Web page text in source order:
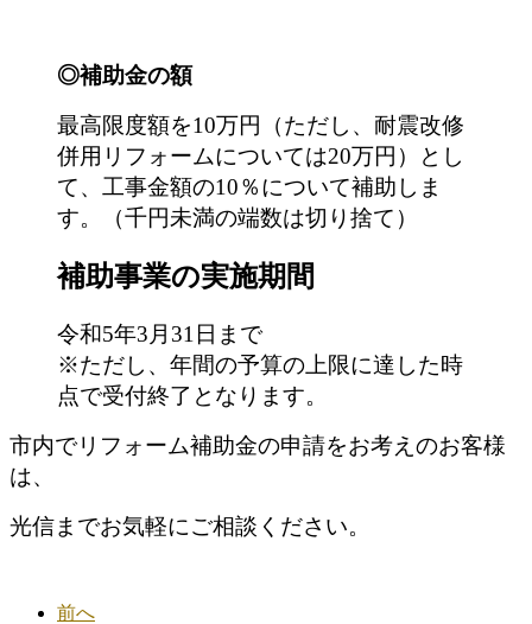
◎補助金の額
最高限度額を10万円（ただし、耐震改修
併用リフォームについては20万円）とし
て、工事金額の10％について補助しま
す。（千円未満の端数は切り捨て）
補助事業の実施期間
令和5年3月31日まで
※ただし、年間の予算の上限に達した時
点で受付終了となります。
市内でリフォーム補助金の申請をお考えのお客様
は、
光信までお気軽にご相談ください。
前へ